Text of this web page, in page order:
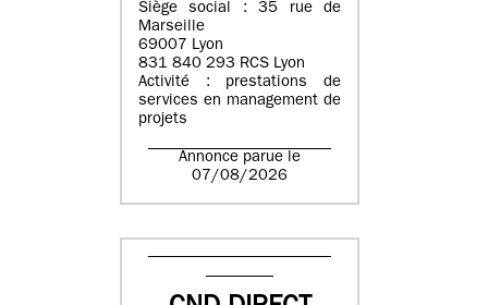
Siège social : 35 rue de
Marseille
69007 Lyon
831 840 293 RCS Lyon
Activité : prestations de
services en management de
projets
Annonce parue le
07/08/2026